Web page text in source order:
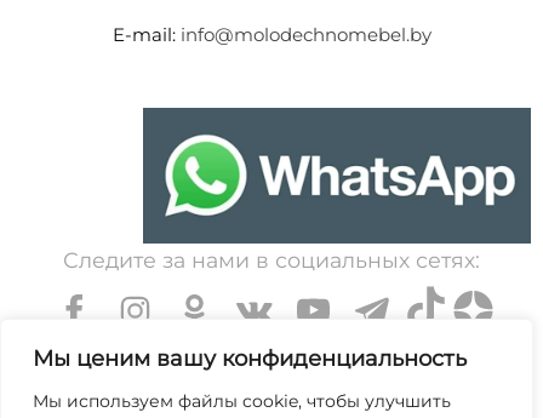
Мы ценим вашу конфиденциальность
Мы используем файлы cookie, чтобы улучшить
E-mail: info@molodechnomebel.by
Следите за нами в социальных сетях: